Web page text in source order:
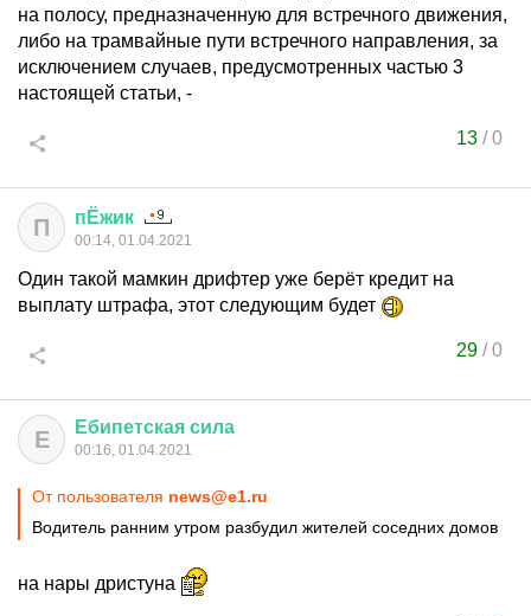
на полосу, предназначенную для встречного движения,
либо на трамвайные пути встречного направления, за
исключением случаев, предусмотренных частью 3
настоящей статьи, -
13 /0
П пЁжик
00:14, 01.04.2021
Один такой мамкин дрифтер уже берёт кредит на
выплату штрафа, этот следующим будет
29 /0
Е Ебипетская сила
00:16, 01.04.2021
От пользователя news@e1.ru
Водитель ранним утром разбудил жителей соседних домов
на нары дристуна